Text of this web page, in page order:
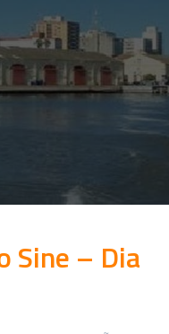
Sine – Dia